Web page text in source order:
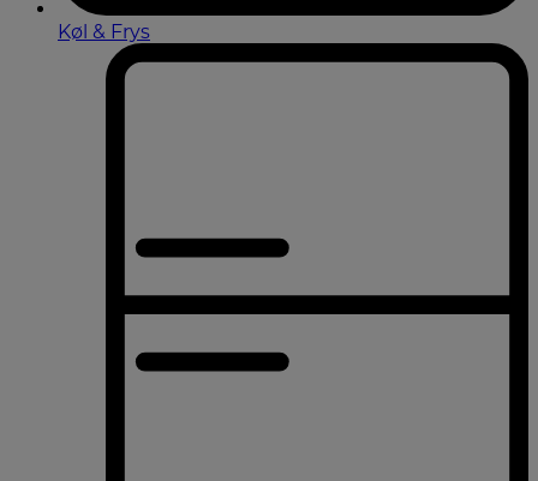
Køl & Frys